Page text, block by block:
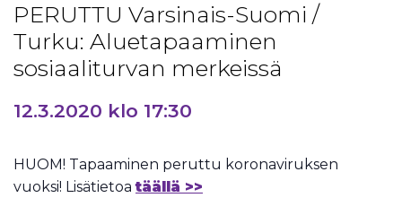
PERUTTU Varsinais-Suomi /
Turku: Aluetapaaminen
sosiaaliturvan merkeissä
12.3.2020 klo 17:30
HUOM! Tapaaminen peruttu koronaviruksen
vuoksi! Lisätietoatäällä >>